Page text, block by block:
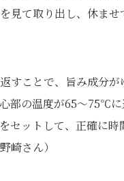
見て取り出し、休ま
返すことで、旨み成分
部の温度が65～75℃
セットして、正確に時
崎さん）